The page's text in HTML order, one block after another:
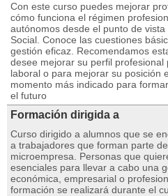
Con este curso puedes mejorar
cómo funciona el régimen
autónomos desde el punto de
Social. Conoce las cuestiones
gestión eficaz. Recomendamos
desee mejorar su perfil
laboral o para mejorar su posición
momento más indicado para
el futuro
Formación dirigida a
Curso dirigido a alumnos que se
a trabajadores que forman parte
microempresa. Personas que
esenciales para llevar a cabo una
económica, empresarial o
formación se realizará durante el